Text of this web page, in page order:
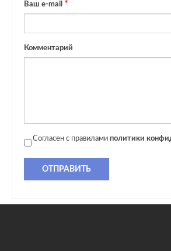
Ваш e-mail
Комментарий
Согласен с правилами политики
ОТПРАВИТЬ